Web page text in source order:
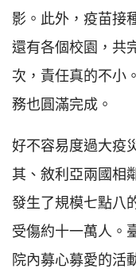
影。此外，疫苗接
還有各個校園，共
次，責任真的不小
務也圓滿完成。
好不容易度過大疫
其、敘利亞兩國相
發生了規模七點八
受傷約十一萬人。
院內募心募愛的活